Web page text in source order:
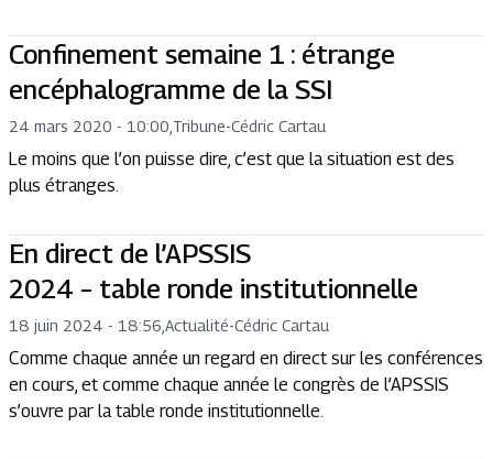
Confinement semaine 1 : étrange
encéphalogramme de la SSI
24 mars 2020 - 10:00 Tribune-Cédric Cartau
Le moins que l’on puisse dire, c’est que la situation est des
plus étranges.
En direct de l’APSSIS
2024 – table ronde institutionnelle
18 juin 2024 - 18:56 Actualité-Cédric Cartau
Comme chaque année un regard en direct sur les conférences
en cours, et comme chaque année le congrès de l’APSSIS
s’ouvre par la table ronde institutionnelle.